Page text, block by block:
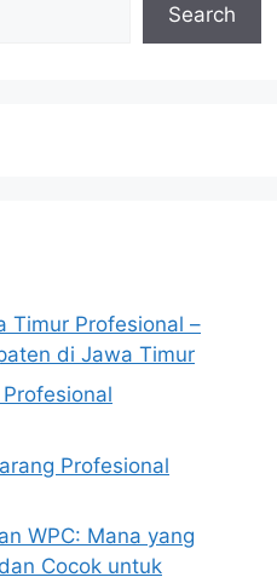
Search
Timur Profesional –
di Jawa Timur
Profesional
WPC: Mana yang
Cocok untuk